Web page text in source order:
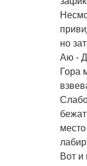
но
Аю -
Гора
Вот и